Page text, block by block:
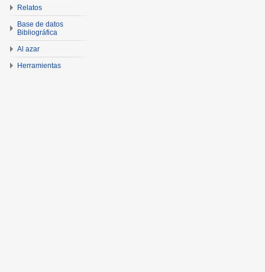
Relatos
Base de datos
Bibliográfica
Al azar
Herramientas